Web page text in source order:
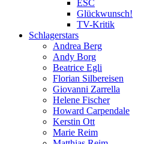
ESC
Glückwunsch!
TV-Kritik
Schlagerstars
Andrea Berg
Andy Borg
Beatrice Egli
Florian Silbereisen
Giovanni Zarrella
Helene Fischer
Howard Carpendale
Kerstin Ott
Marie Reim